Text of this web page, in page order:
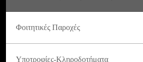
Φοιτητικές Παροχές
Υποτροφίες-Κληροδοτήματα